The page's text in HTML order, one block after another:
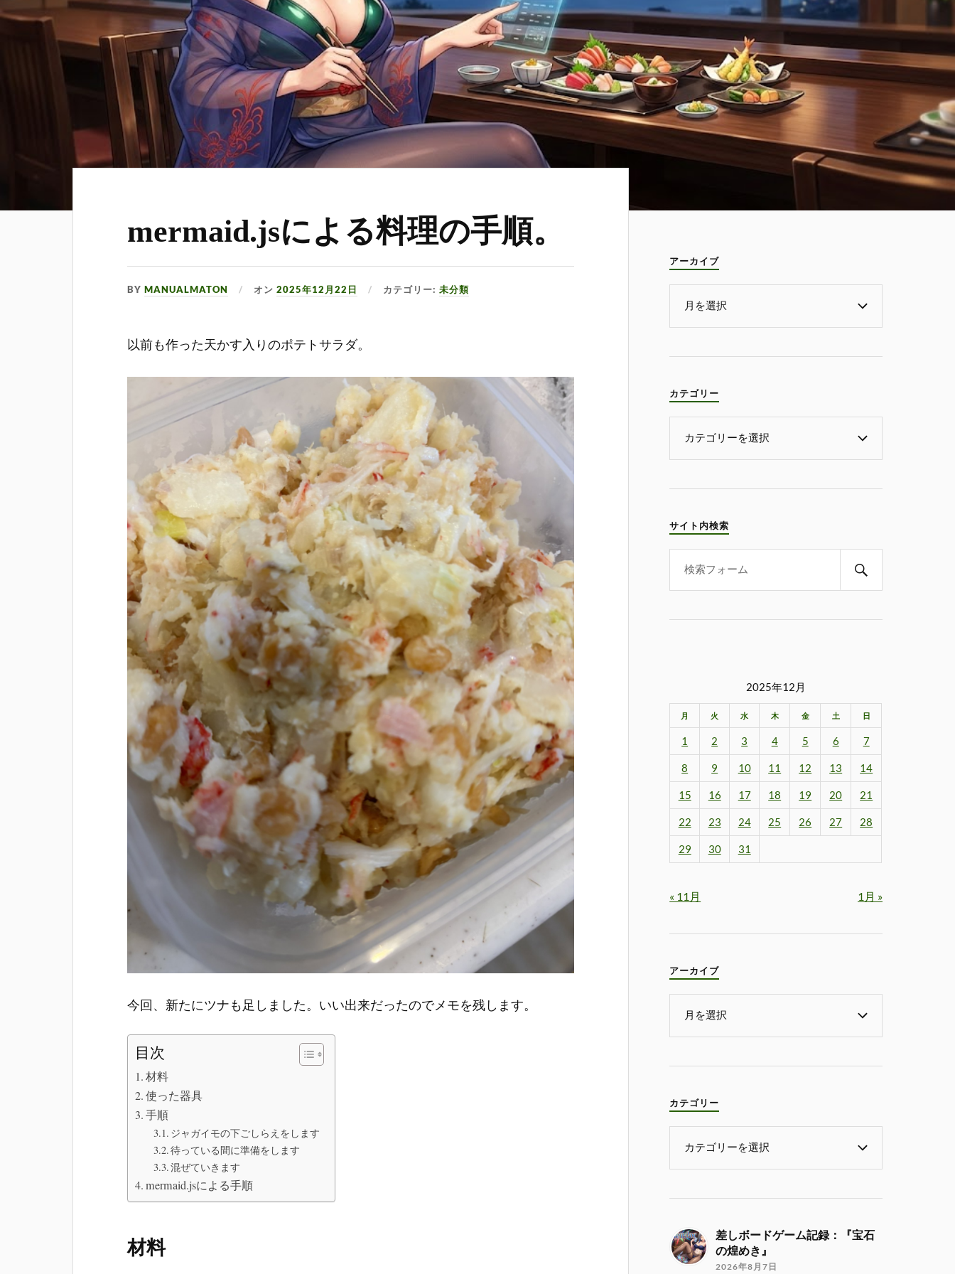
mermaid.jsによる料理の手順。
BYMANUALMATON オン2025年12月22日 カテゴリー:未分類
以前も作った天かす入りのポテトサラダ。
今回、新たにツナも足しました。いい出来だったのでメモを残します。
目次
材料
使った器具
手順
ジャガイモの下ごしらえをします
待っている間に準備をします
混ぜていきます
mermaid.jsによる手順
材料
アーカイブ
カテゴリー
サイト内検索
2025年12月
月 火 水 木 金 土 日
1 2 3 4 5 6 7
8 9 10 11 12 13 14
15 16 17 18 19 20 21
22 23 24 25 26 27 28
29 30 31
« 11月 1月 »
アーカイブ
カテゴリー
差しボードゲーム記録：『宝石
の煌めき』
2026年8月7日